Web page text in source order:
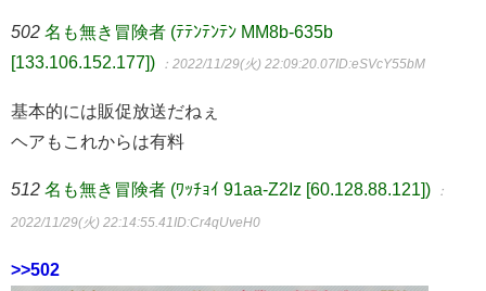
502 名も無き冒険者 (ﾃﾃﾝﾃﾝﾃﾝ MM8b-635b
[133.106.152.177])
：2022/11/29(火) 22:09:20.07ID:eSVcY55bM
基本的には販促放送だねぇ
ヘアもこれからは有料
512 名も無き冒険者 (ﾜｯﾁｮｲ 91aa-Z2Iz [60.128.88.121]) ：
2022/11/29(火) 22:14:55.41ID:Cr4qUveH0
>>502